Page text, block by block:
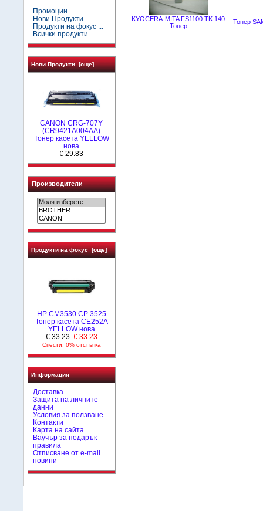
Промоции...
Нови Продукти ...
Продукти на фокус ...
Всички продукти ...
Нови Продукти [още]
CANON CRG-707Y
(CR9421A004AA)
Тонер касета YELLOW
нова
€ 29.83
Производители
Продукти на фокус [още]
HP CM3530 CP 3525
Тонер касета CE252A
YELLOW нова
€ 33.23 € 33.23
Спести: 0% отстъпка
Информация
Доставка
Защита на личните
данни
Условия за ползване
Контакти
Карта на сайта
Ваучър за подарък-
правила
Отписване от e-mail
новини
KYOCERA-MITA FS1100 TK 140
Тонер
Тонер